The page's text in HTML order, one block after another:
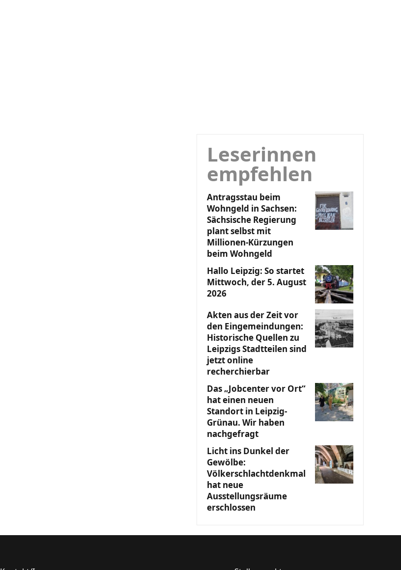
Leserinnen
empfehlen
Antragsstau beim
Wohngeld in Sachsen:
Sächsische Regierung
plant selbst mit
Millionen-Kürzungen
beim Wohngeld
Hallo Leipzig: So startet
Mittwoch, der 5. August
2026
Akten aus der Zeit vor
den Eingemeindungen:
Historische Quellen zu
Leipzigs Stadtteilen sind
jetzt online
recherchierbar
Das „Jobcenter vor Ort“
hat einen neuen
Standort in Leipzig-
Grünau. Wir haben
nachgefragt
Licht ins Dunkel der
Gewölbe:
Völkerschlachtdenkmal
hat neue
Ausstellungsräume
erschlossen